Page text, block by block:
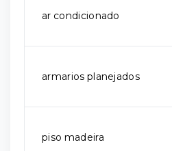
ar condicionado
armarios planejados
piso madeira